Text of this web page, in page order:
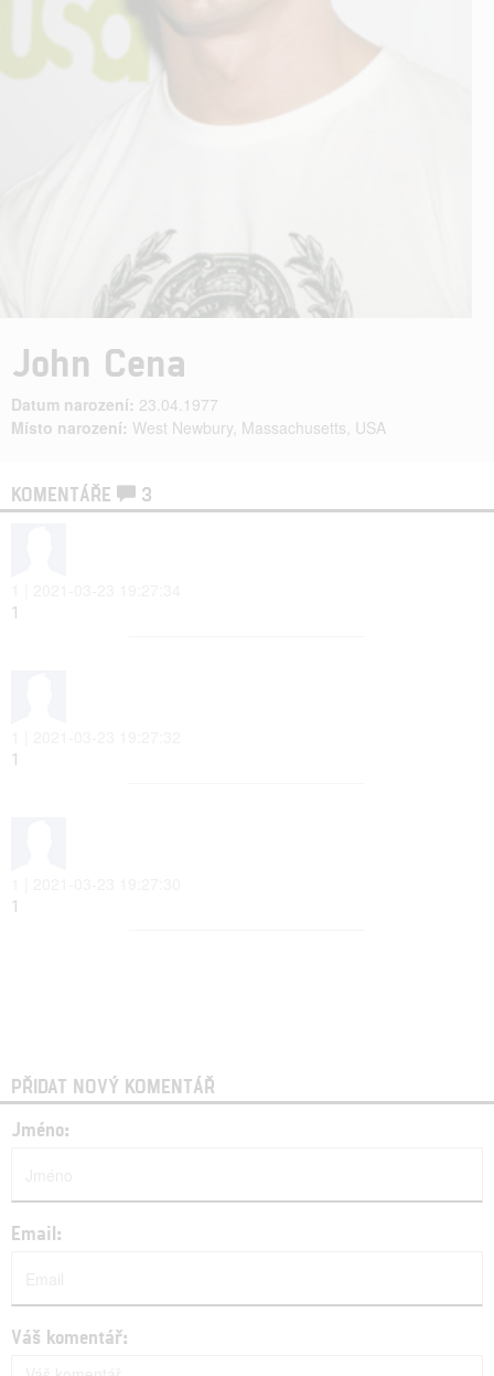
John Cena
Datum narození: 23.04.1977
Místo narození: West Newbury, Massachusetts, USA
KOMENTÁŘE 3
1
1
1
PŘIDAT NOVÝ KOMENTÁŘ
Jméno:
Email:
Váš komentář: